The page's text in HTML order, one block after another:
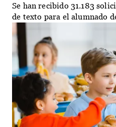
Se han recibido 31.183
de texto para el alumnado